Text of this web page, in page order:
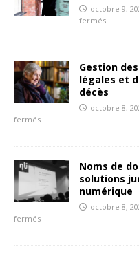
octobre 9,
fermés
Gestion
légales et
décès
octobre 8,
fermés
Noms de
solutions
numérique
octobre 8,
fermés